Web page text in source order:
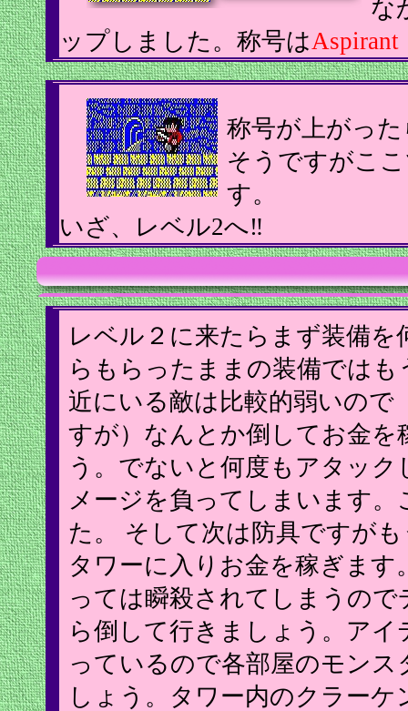
な
ップしました。称号は
称号が上がっ
そうですがこ
す。
いざ、レベル2へ‼
レベル２に来たらまず装備
らもらったままの装備では
近にいる敵は比較的弱いの
すが）なんとか倒してお金
う。でないと何度もアタッ
メージを負ってしまいます。
た。 そして次は防具ですが
タワーに入りお金を稼ぎま
っては瞬殺されてしまうの
ら倒して行きましょう。ア
っているので各部屋のモン
しょう。タワー内のクラー